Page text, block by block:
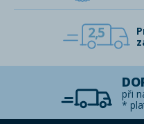
2,5
při
*